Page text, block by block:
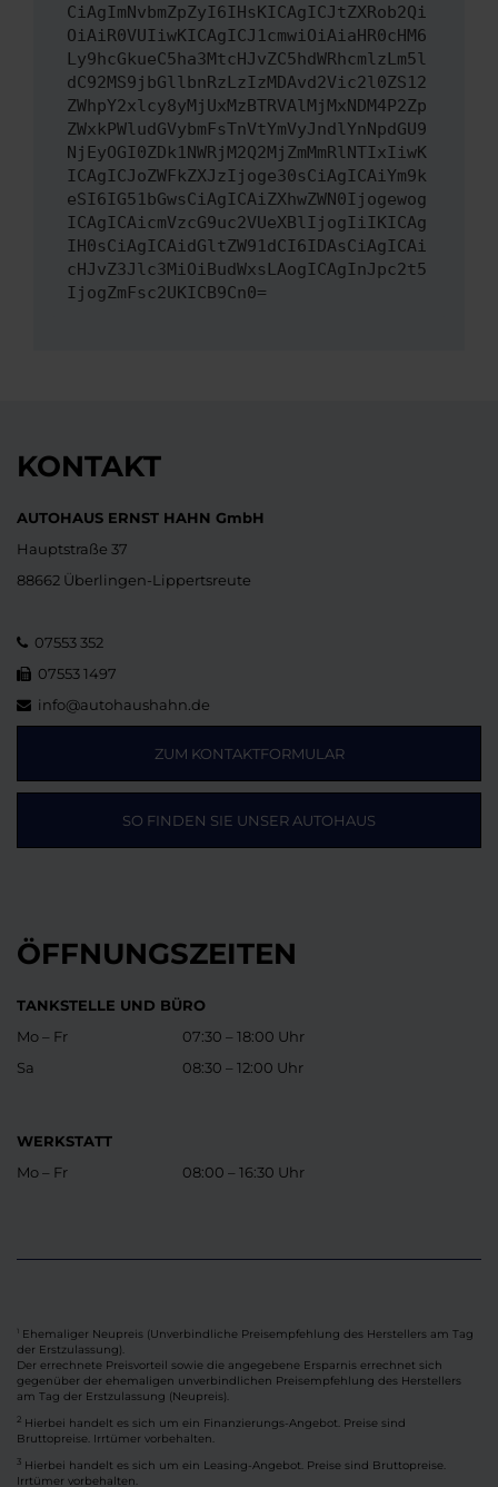
CiAgImNvbmZpZyI6IHsKICAgICJtZXRob2Qi
OiAiR0VUIiwKICAgICJ1cmwiOiAiaHR0cHM6
Ly9hcGkueC5ha3MtcHJvZC5hdWRhcmlzLm5l
dC92MS9jbGllbnRzLzIzMDAvd2Vic2l0ZS12
ZWhpY2xlcy8yMjUxMzBTRVAlMjMxNDM4P2Zp
ZWxkPWludGVybmFsTnVtYmVyJndlYnNpdGU9
NjEyOGI0ZDk1NWRjM2Q2MjZmMmRlNTIxIiwK
ICAgICJoZWFkZXJzIjoge30sCiAgICAiYm9k
eSI6IG51bGwsCiAgICAiZXhwZWN0Ijogewog
ICAgICAicmVzcG9uc2VUeXBlIjogIiIKICAg
IH0sCiAgICAidGltZW91dCI6IDAsCiAgICAi
cHJvZ3Jlc3MiOiBudWxsLAogICAgInJpc2t5
IjogZmFsc2UKICB9Cn0=
KONTAKT
AUTOHAUS ERNST HAHN GmbH
Hauptstraße 37
88662 Überlingen-Lippertsreute
07553 352
07553 1497
info@autohaushahn.de
ZUM KONTAKTFORMULAR
SO FINDEN SIE UNSER AUTOHAUS
ÖFFNUNGSZEITEN
TANKSTELLE UND BÜRO
Mo – Fr
Sa
07:30 – 18:00 Uhr
08:30 – 12:00 Uhr
WERKSTATT
Mo – Fr
08:00 – 16:30 Uhr
Ehemaliger Neupreis (Unverbindliche Preisempfehlung des Herstellers am Tag
der Erstzulassung).
Der errechnete Preisvorteil sowie die angegebene Ersparnis errechnet sich
gegenüber der ehemaligen unverbindlichen Preisempfehlung des Herstellers
am Tag der Erstzulassung (Neupreis).
2 Hierbei handelt es sich um ein Finanzierungs-Angebot. Preise sind
Bruttopreise. Irrtümer vorbehalten.
3 Hierbei handelt es sich um ein Leasing-Angebot. Preise sind Bruttopreise.
Irrtümer vorbehalten.